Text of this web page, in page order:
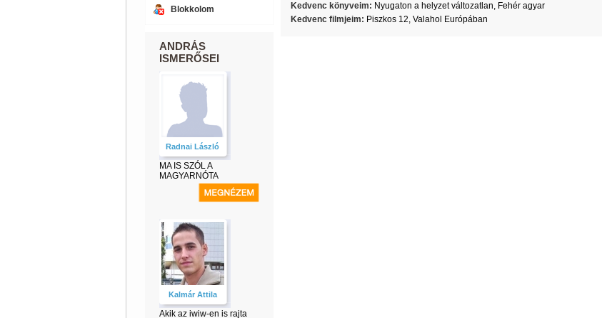
Blokkolom
ANDRÁS
ISMERŐSEI
Radnai László
MA IS SZÓL A
MAGYARNÓTA
Kalmár Attila
Akik az iwiw-en is rajta
Kedvenc könyveim: Nyugaton a helyzet változatlan, Fehér agyar
Kedvenc filmjeim: Piszkos 12, Valahol Európában